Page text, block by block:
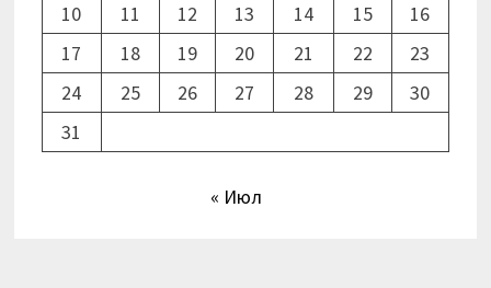
10
11 12 13 14 15
16
17
18 19 20 21 22
23
24
25 26 27 28 29
30
31
« Июл